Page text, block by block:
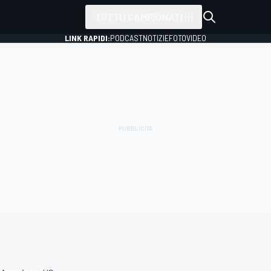
LINK RAPIDI:PODCASTNOTIZIEFOTOVIDEO